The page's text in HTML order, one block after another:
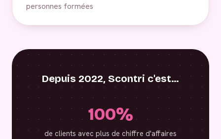
personnes formées
Depuis 2022, Scontri c'est…
100%
de clients avec plus de chiffre d'affaires